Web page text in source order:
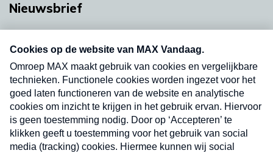
Nieuwsbrief
nieuwsbrief. Elke vrijdag- en dinsdagochtend in
uw mailbox.
Verzend